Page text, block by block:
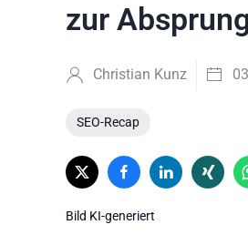
zur
Christian Kunz
SEO-Recap
Bild KI-generiert